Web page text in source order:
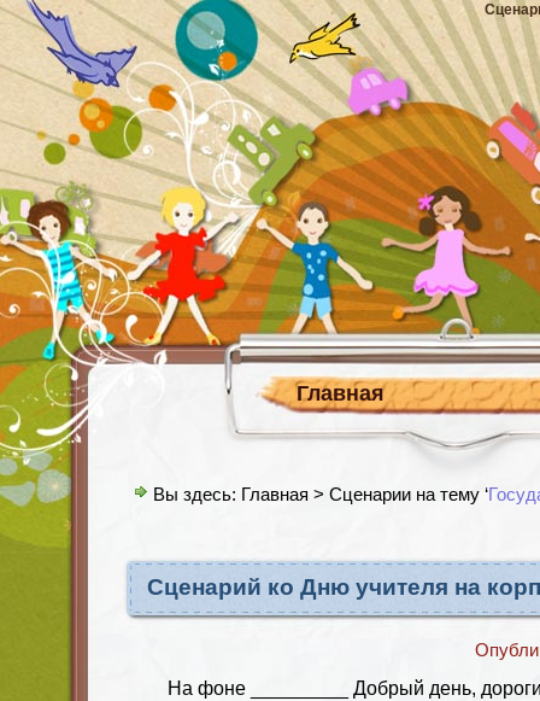
Главная
Вы здесь: Главная > Сценарии на тему ‘
Сценарий ко Дню учителя на
На фоне _________ Добрый день,